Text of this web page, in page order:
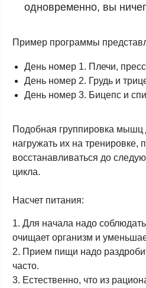
одновременно, вы
Пример программы
День номер 1. Плечи, пресс
День номер 2. Грудь и
День номер 3. Бицепс и
Подобная группировка мышц
нагружать их на тренировке,
восстанавливаться до
цикла.
Насчет питания:
1. Для начала надо
очищает организм и
2. Прием пищи надо
часто.
3. Естественно, что из